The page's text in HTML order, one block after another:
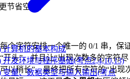
计算机的基本构成
开发环境与程序基础(考点2,4,10,13)
变量、数据类型与输入输出(考点
节省空间。
个字符安排一个唯一的 0/1 串，保
头”，并且让“出现次数多的字符尽
以稍长”，最终把所有字符的“出现